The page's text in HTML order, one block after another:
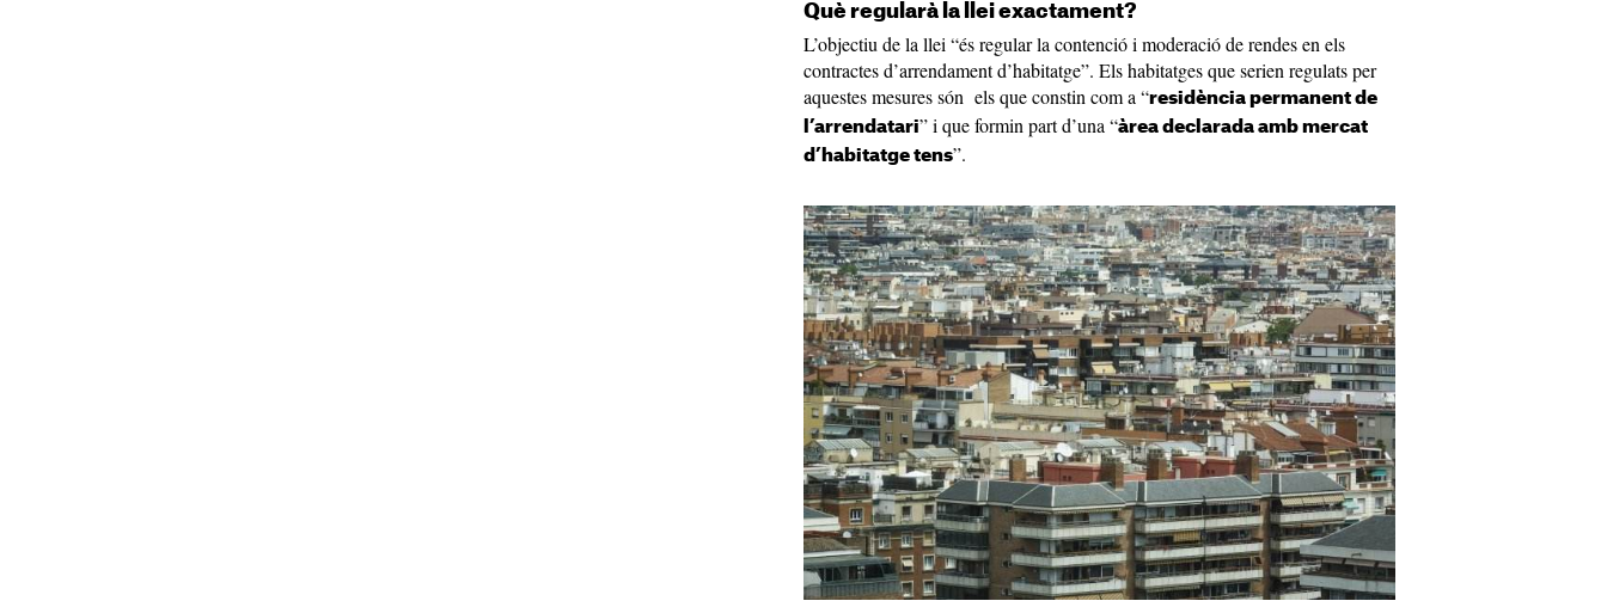
Què regularà la llei exactament?
L’objectiu de la llei “és regular la contenció i moderació de rendes en els
contractes d’arrendament d’habitatge”. Els habitatges que serien regulats per
aquestes mesures són els que constin com a “residència permanent de
l’arrendatari” i que formin part d’una “àrea declarada amb mercat
d’habitatge tens”.